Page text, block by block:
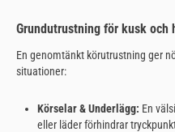
Grundutrustning för kusk och
En genomtänkt körutrustning ger
situationer:
Körselar & Underlägg: En
eller läder förhindrar